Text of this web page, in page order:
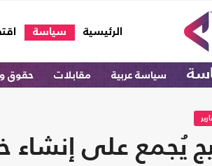
الرئيسية
(current) سياسة
سياسة عربية مقابلات حقوق
يُجمع على